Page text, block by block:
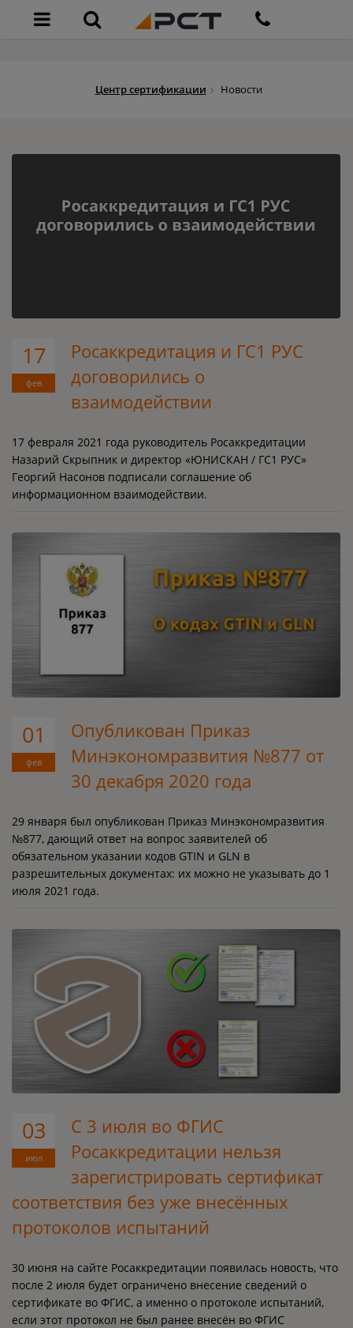
Центр сертификации Новости
17
фев
Росаккредитация и ГС1 РУС
договорились о
взаимодействии
17 февраля 2021 года руководитель Росаккредитации
Назарий Скрыпник и директор «ЮНИСКАН / ГС1 РУС»
Георгий Насонов подписали соглашение об
информационном взаимодействии.
01
фев
Опубликован Приказ
Минэкономразвития №877 от
30 декабря 2020 года
29 января был опубликован Приказ Минэкономразвития
№877, дающий ответ на вопрос заявителей об
обязательном указании кодов GTIN и GLN в
разрешительных документах: их можно не указывать до 1
июля 2021 года.
03
июл
С 3 июля во ФГИС
Росаккредитации нельзя
зарегистрировать сертификат
соответствия без уже внесённых
протоколов испытаний
30 июня на сайте Росаккредитации появилась новость, что
после 2 июля будет ограничено внесение сведений о
сертификате во ФГИС, а именно о протоколе испытаний,
если этот протокол не был ранее внесён во ФГИС